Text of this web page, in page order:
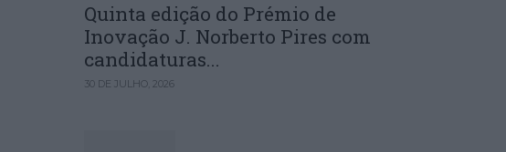
Quinta edição do Prémio de
Inovação J. Norberto Pires com
candidaturas...
30 DE JULHO, 2026